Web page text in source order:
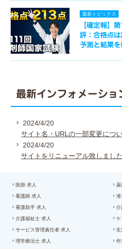
最新トピックス
【確定報】
評：合格点
予測と結果
最新インフォメーショ
2024/4/20
サイト名・URLの一部変更につ
2024/4/20
サイトをリニューアル致しました
医師 求人 薬
看護師 求人 准
看護助手 求人 介
介護福祉士 求人 ケ
サービス管理責任者 求人 生
理学療法士 求人 作